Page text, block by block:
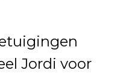
Jordi voor